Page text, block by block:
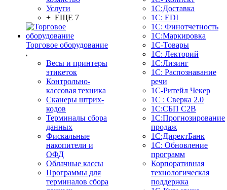
Услуги
+ ЕЩЕ 7
Торговое оборудование
Весы и принтеры
этикеток
Контрольно-
кассовая техника
Сканеры штрих-
кодов
Терминалы сбора
данных
Фискальные
накопители и
ОФД
Облачные кассы
Программы для
терминалов сбора
1С:Доставка
1С: EDI
1С: Финотчетность
1С:Маркировка
1С-Товары
1С: Лекторий
1С:Лизинг
1С: Распознавание
речи
1C-Ритейл Чекер
1С : Сверка 2.0
1С:СБП C2B
1С:Прогнозирование
продаж
1С:ДиректБанк
1С: Обновление
программ
Корпоративная
технологическая
поддержка